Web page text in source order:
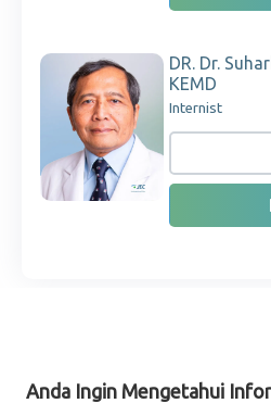
DR. Dr.
KEMD
Internist
Anda Ingin Mengetahui